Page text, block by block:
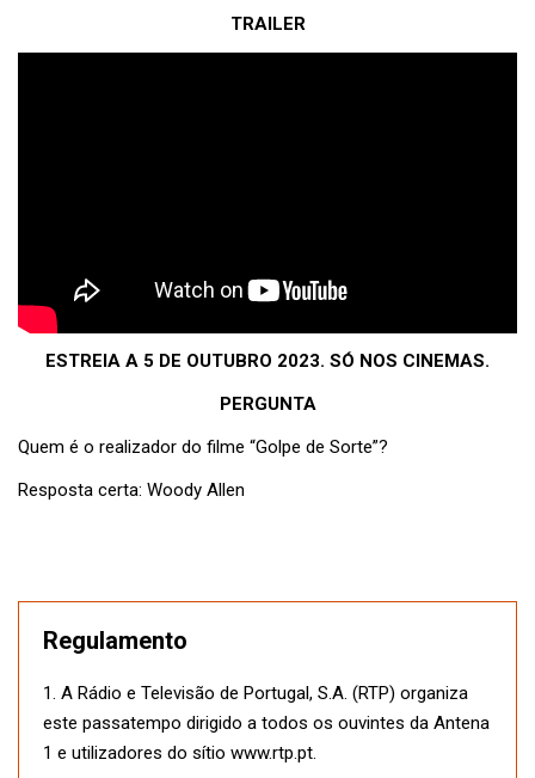
TRAILER
ESTREIA A 5 DE OUTUBRO 2023. SÓ NOS CINEMAS.
PERGUNTA
Quem é o realizador do filme “Golpe de Sorte”?
Resposta certa: Woody Allen
Regulamento
1. A Rádio e Televisão de Portugal, S.A. (RTP) organiza
este passatempo dirigido a todos os ouvintes da Antena
1 e utilizadores do sítio www.rtp.pt.